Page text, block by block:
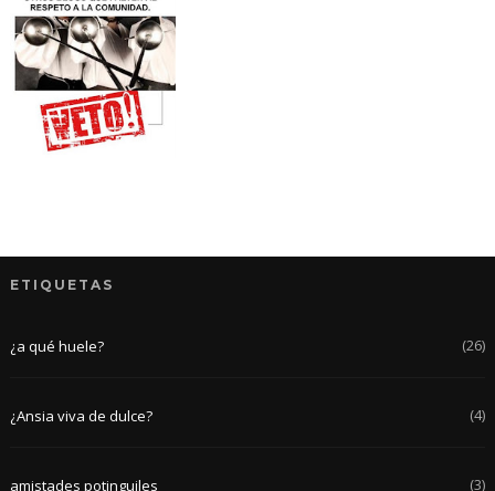
ETIQUETAS
¿a qué huele? (26)
¿Ansia viva de dulce? (4)
amistades potinguiles (3)